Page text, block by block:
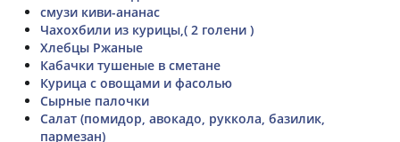
смузи киви-ананас
Чахохбили из курицы,( 2 голени )
Хлебцы Ржаные
Кабачки тушеные в сметане
Курица с овощами и фасолью
Сырные палочки
Салат (помидор, авокадо, руккола, базилик,
пармезан)